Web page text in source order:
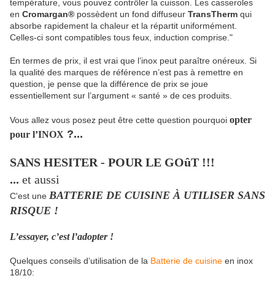
température, vous pouvez contrôler la cuisson. Les casseroles
en Cromargan® possèdent un fond diffuseur TransTherm qui
absorbe rapidement la chaleur et la répartit uniformément.
Celles-ci sont compatibles tous feux, induction comprise."
En termes de prix, il est vrai que l’inox peut paraître onéreux. Si
la qualité des marques de référence n’est pas à remettre en
question, je pense que la différence de prix se joue
essentiellement sur l’argument « santé » de ces produits.
Vous allez vous posez peut être cette question pourquoi opter
pour l’INOX ?...
SANS HESITER - POUR LE GOûT !!!
... et aussi
C'est une BATTERIE DE CUISINE À UTILISER SANS
RISQUE !
L’essayer, c’est l’adopter !
Quelques conseils d’utilisation de la Batterie de cuisine en inox
18/10: